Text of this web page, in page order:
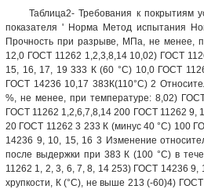
Таблица2- Требования к покрытиям
показателя ' Норма Метод испытания
Прочность при разрыве, МПа, не менее,
12,0 ГОСТ 11262 1,2,3,8,14 10,02) ГОСТ
15, 16, 17, 19 333 К (60 °С) 10,0 ГОСТ
ГОСТ 14236 10,17 383К(110°С) 2
%, не менее, при температуре: 8,02)
ГОСТ 11262 1,2,6,7,8,14 200 ГОСТ 11262 9,
20 ГОСТ 11262 3 233 К (минус 40 °С) 100
14236 9, 10, 15, 16 3 Изменение
после выдержки при 383 К (100 °С) в
11262 1, 2, 3, 6, 7, 8, 14 253) ГОСТ 14236 9,
хрупкости, К (°С), не выше 213 (-60)4)